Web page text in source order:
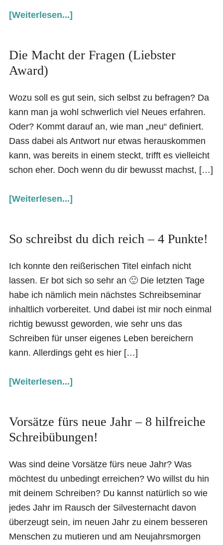
[Weiterlesen...]
Die Macht der Fragen (Liebster
Award)
Wozu soll es gut sein, sich selbst zu befragen? Da
kann man ja wohl schwerlich viel Neues erfahren.
Oder? Kommt darauf an, wie man „neu“ definiert.
Dass dabei als Antwort nur etwas herauskommen
kann, was bereits in einem steckt, trifft es vielleicht
schon eher. Doch wenn du dir bewusst machst, […]
[Weiterlesen...]
So schreibst du dich reich – 4 Punkte!
Ich konnte den reißerischen Titel einfach nicht
lassen. Er bot sich so sehr an 🙂 Die letzten Tage
habe ich nämlich mein nächstes Schreibseminar
inhaltlich vorbereitet. Und dabei ist mir noch einmal
richtig bewusst geworden, wie sehr uns das
Schreiben für unser eigenes Leben bereichern
kann. Allerdings geht es hier […]
[Weiterlesen...]
Vorsätze fürs neue Jahr – 8 hilfreiche
Schreibübungen!
Was sind deine Vorsätze fürs neue Jahr? Was
möchtest du unbedingt erreichen? Wo willst du hin
mit deinem Schreiben? Du kannst natürlich so wie
jedes Jahr im Rausch der Silvesternacht davon
überzeugt sein, im neuen Jahr zu einem besseren
Menschen zu mutieren und am Neujahrsmorgen